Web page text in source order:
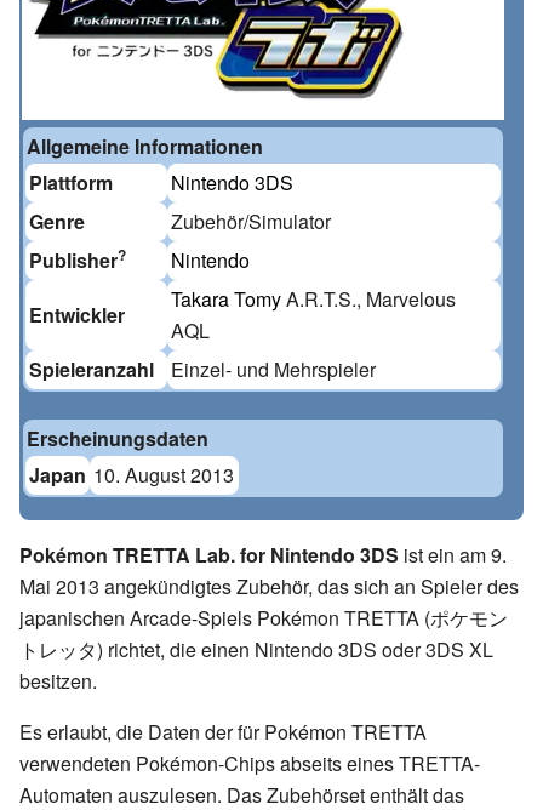
Allgemeine Informationen
Plattform
Nintendo 3DS
Genre
Zubehör/Simulator
Publisher?
Nintendo
Entwickler
Takara TomyA.R.T.S., Marvelous
AQL
Spieleranzahl
Einzel- und Mehrspieler
Erscheinungsdaten
Japan 10. August 2013
Pokémon TRETTA Lab. for Nintendo 3DS ist ein am 9.
Mai 2013 angekündigtes Zubehör, das sich an Spieler des
japanischen Arcade-Spiels Pokémon TRETTA (ポケモン
トレッタ) richtet, die einen Nintendo 3DS oder 3DS XL
besitzen.
Es erlaubt, die Daten der für Pokémon TRETTA
verwendeten Pokémon-Chips abseits eines TRETTA-
Automaten auszulesen. Das Zubehörset enthält das